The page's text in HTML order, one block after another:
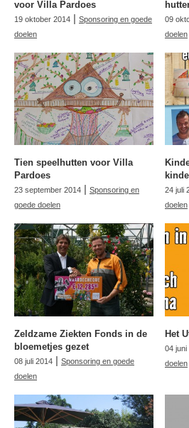
voor Villa Pardoes
19 oktober 2014 | Sponsoring en goede
doelen
09
doelen
Tien speelhutten voor Villa
Pardoes
23 september 2014 | Sponsoring en
goede doelen
24 juli
doelen
Zeldzame Ziekten Fonds in de
bloemetjes gezet
08 juli 2014 | Sponsoring en goede
doelen
Het
04 juni
doelen